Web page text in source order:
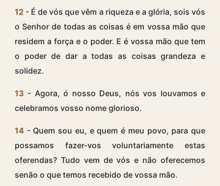
12 - É de vós que vêm a riqueza e a glória, sois vós
o Senhor de todas as coisas é em vossa mão que
residem a força e o poder. E é vossa mão que tem
o poder de dar a todas as coisas grandeza e
solidez.
13 - Agora, ó nosso Deus, nós vos louvamos e
celebramos vosso nome glorioso.
14 - Quem sou eu, e quem é meu povo, para que
possamos fazer-vos voluntariamente estas
oferendas? Tudo vem de vós e não oferecemos
senão o que temos recebido de vossa mão.